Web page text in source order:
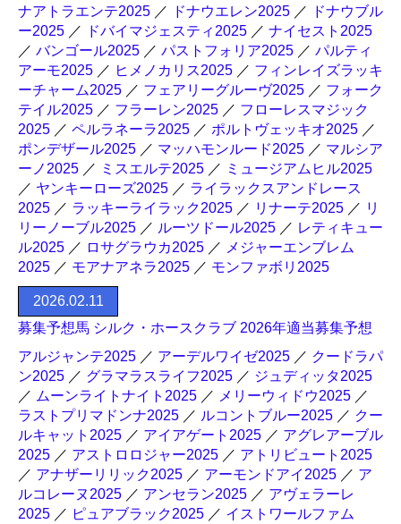
ナアトラエンテ2025 ／ ドナウエレン2025 ／
ドナウブル
ー2025 ／ ドバイマジェスティ2025 ／ ナイセスト2025
／ バンゴール2025 ／ パストフォリア2025 ／ パルティ
アーモ2025 ／ ヒメノカリス2025 ／ フィンレイズラッキ
ーチャーム2025 ／ フェアリーグルーヴ2025 ／ フォーク
テイル2025 ／ フラーレン2025 ／ フローレスマジック
2025 ／ ペルラネーラ2025 ／ ポルトヴェッキオ2025 ／
ポンデザール2025 ／ マッハモンルード2025 ／ マルシア
ーノ2025 ／ ミスエルテ2025 ／ ミュージアムヒル2025
／ ヤンキーローズ2025 ／ ライラックスアンドレース
2025 ／ ラッキーライラック2025 ／ リナーテ2025 ／ リ
リーノーブル2025 ／ ルーツドール2025 ／ レティキュー
ル2025 ／ ロサグラウカ2025 ／ メジャーエンブレム
2025 ／ モアナアネラ2025 ／ モンファボリ2025
2026.02.11
募集予想馬 シルク・ホースクラブ 2026年適当募集予想
アルジャンテ2025 ／ アーデルワイゼ2025 ／ クードラパ
ン2025 ／ グラマラスライフ2025 ／ ジュディッタ2025
／ ムーンライトナイト2025 ／ メリーウィドウ2025 ／
ラストプリマドンナ2025 ／ ルコントブルー2025 ／ クー
ルキャット2025 ／ アイアゲート2025 ／ アグレアーブル
2025 ／ アストロロジャー2025 ／ アトリビュート2025
／ アナザーリリック2025 ／ アーモンドアイ2025 ／ ア
ルコレーヌ2025 ／ アンセラン2025 ／ アヴェラーレ
2025 ／ ピュアブラック2025 ／ イストワールファム